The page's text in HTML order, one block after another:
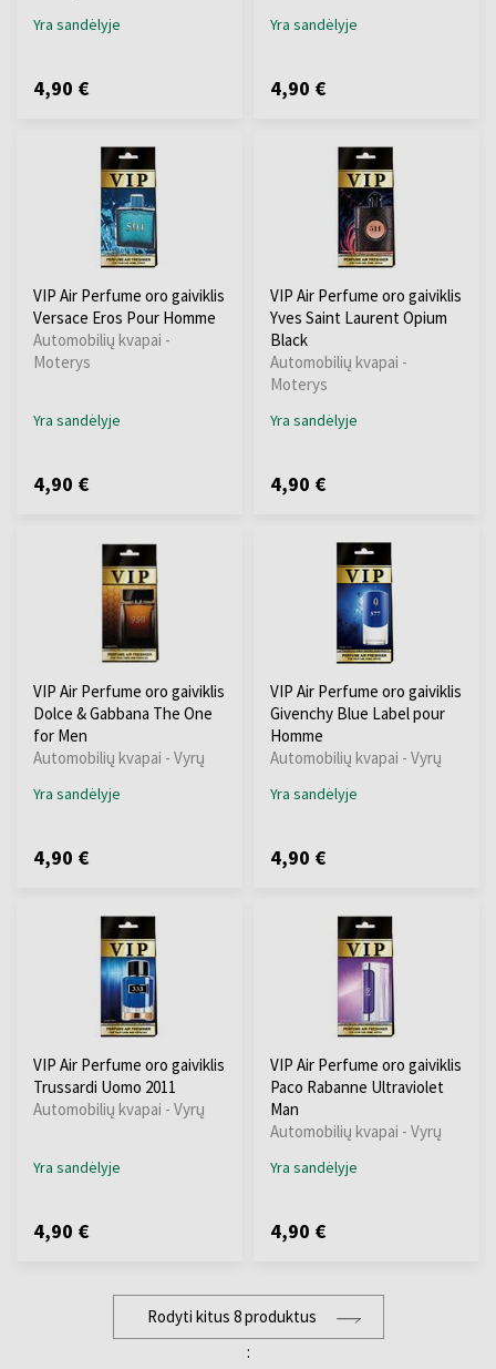
Yra sandėlyje
4,90 €
Yra sandėlyje
4,90 €
VIP Air Perfume oro gaiviklis
Versace Eros Pour Homme
Automobilių kvapai -
Moterys
Yra sandėlyje
4,90 €
VIP Air Perfume oro gaiviklis
Yves Saint Laurent Opium
Black
Automobilių kvapai -
Moterys
Yra sandėlyje
4,90 €
VIP Air Perfume oro gaiviklis
Dolce & Gabbana The One
for Men
Automobilių kvapai - Vyrų
Yra sandėlyje
4,90 €
VIP Air Perfume oro gaiviklis
Givenchy Blue Label pour
Homme
Automobilių kvapai - Vyrų
Yra sandėlyje
4,90 €
VIP Air Perfume oro gaiviklis
Trussardi Uomo 2011
Automobilių kvapai - Vyrų
Yra sandėlyje
4,90 €
VIP Air Perfume oro gaiviklis
Paco Rabanne Ultraviolet
Man
Automobilių kvapai - Vyrų
Yra sandėlyje
4,90 €
Rodyti kitus 8 produktus
: